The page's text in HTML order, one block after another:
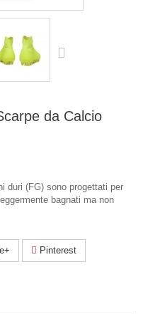
da Calcio
duri (FG) sono progettati per
bagnati ma non
Pinterest